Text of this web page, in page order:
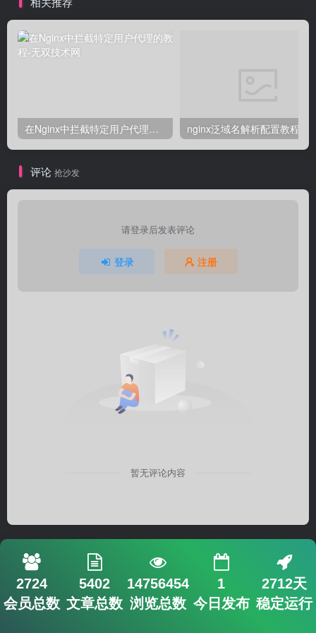
在Nginx中拦截特定用户代理的教程 nginx泛域名解析配置教程
评论 抢沙发
请登录后发表评论
登录 注册
暂无评论内容
2724
会员总数
5402
文章总数
14756454
浏览总数
1
今日发布
2712天
稳定运行